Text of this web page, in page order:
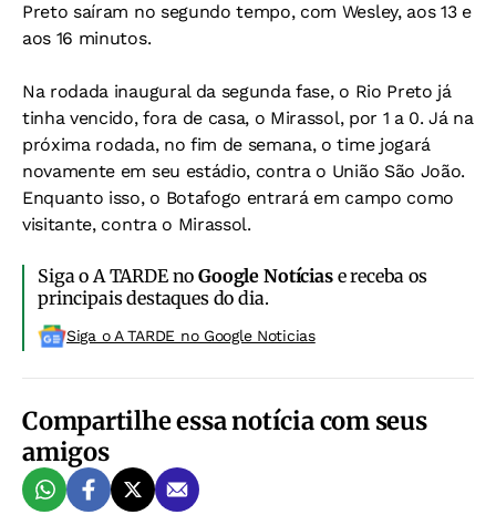
Preto saíram no segundo tempo, com Wesley, aos 13 e
aos 16 minutos.
Na rodada inaugural da segunda fase, o Rio Preto já
tinha vencido, fora de casa, o Mirassol, por 1 a 0. Já na
próxima rodada, no fim de semana, o time jogará
novamente em seu estádio, contra o União São João.
Enquanto isso, o Botafogo entrará em campo como
visitante, contra o Mirassol.
Siga o A TARDE noGoogle Notíciase receba os
principais destaques do dia.
Siga o A TARDE no Google Noticias
Compartilhe essa notícia com seus
amigos